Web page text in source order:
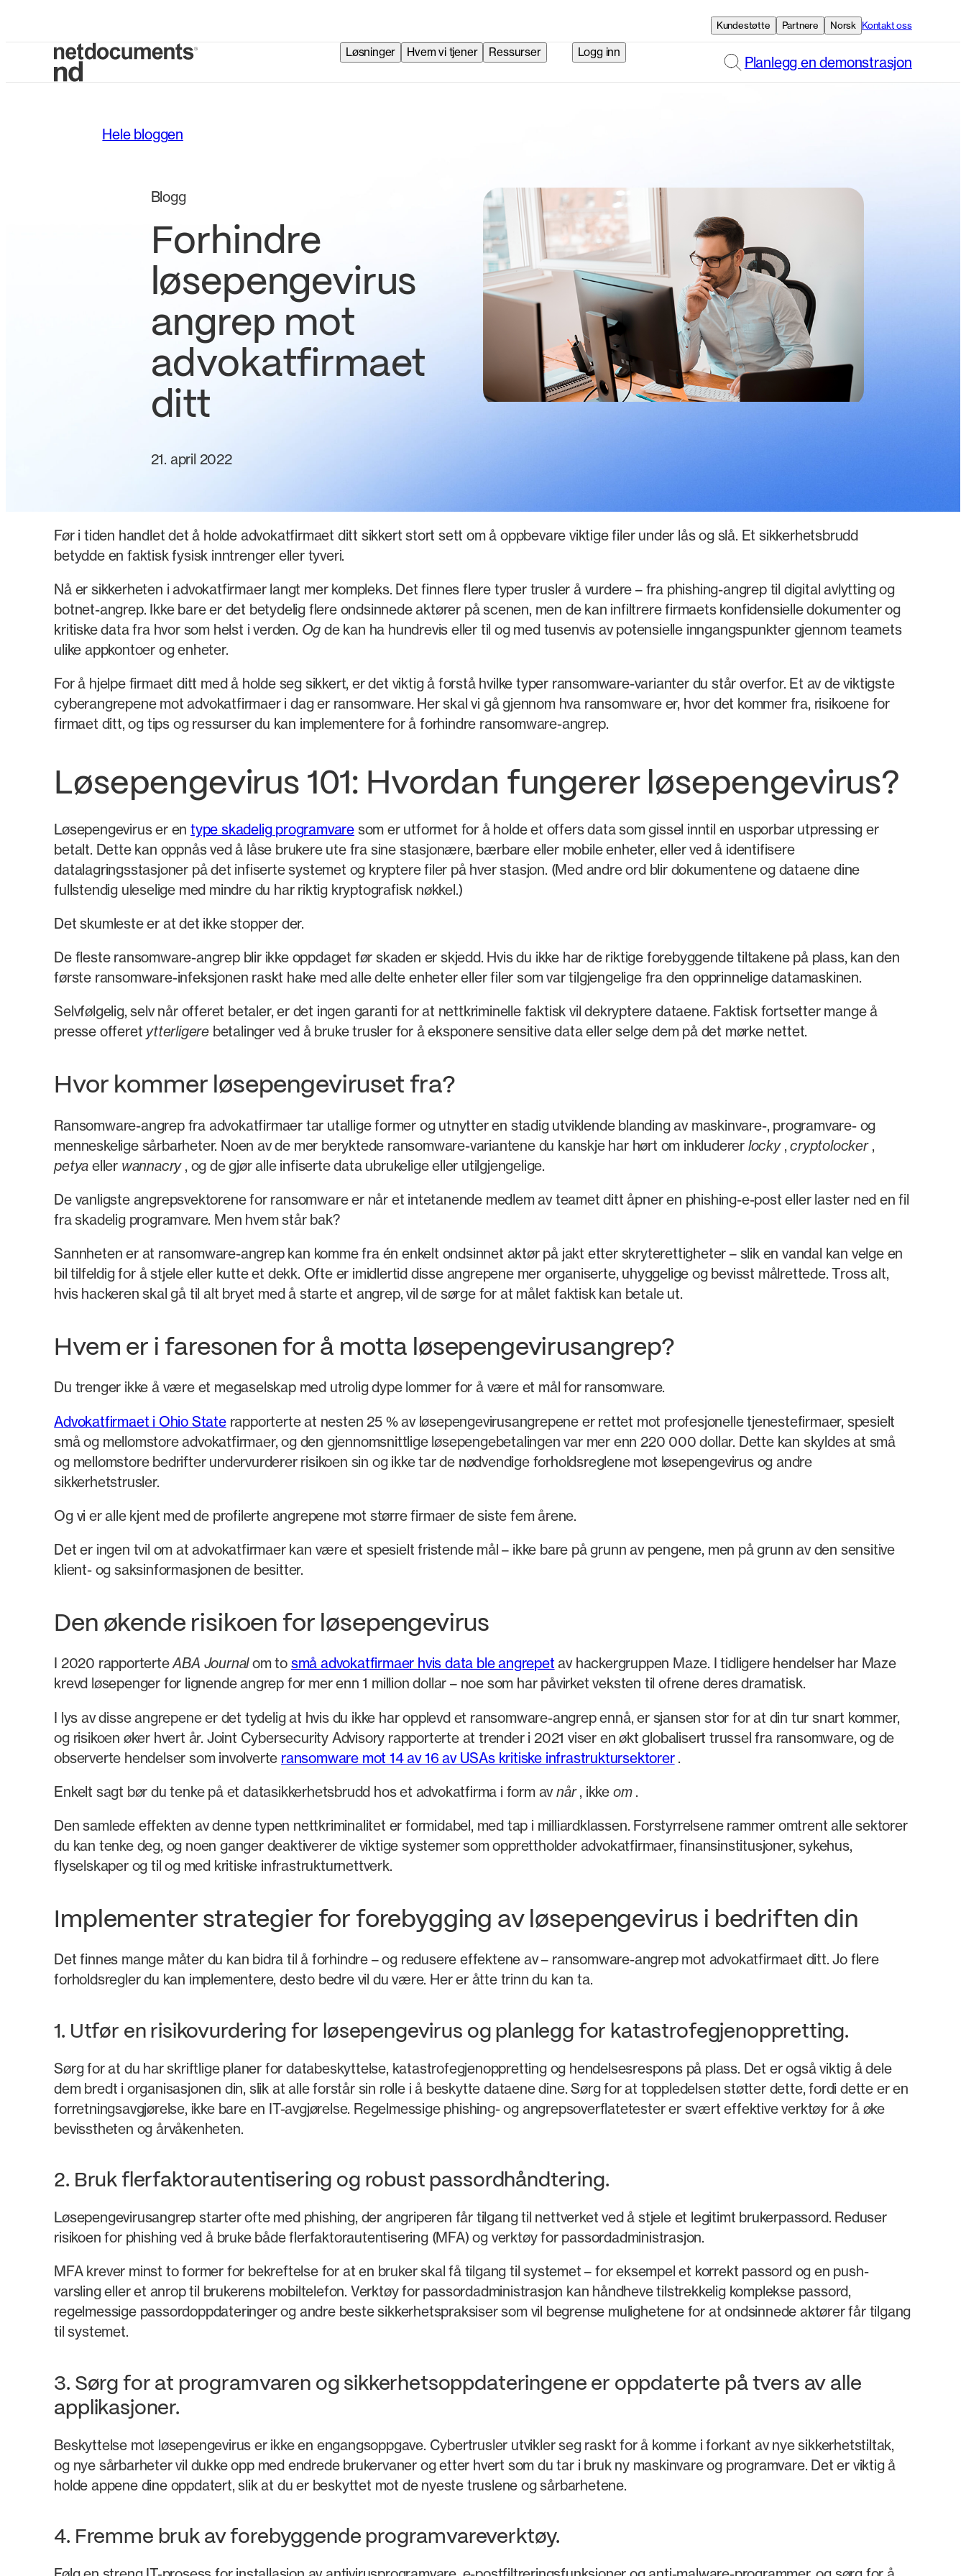
Kundestøtte Partnere Norsk Kontakt oss
Løsninger Hvem vi tjener Ressurser Logg inn
Planlegg en demonstrasjon
Hele bloggen
Blogg
Forhindre
løsepengevirus
angrep mot
advokatfirmaet
ditt
21. april 2022
Før i tiden handlet det å holde advokatfirmaet ditt sikkert stort sett om å oppbevare viktige filer under lås og slå. Et sikkerhetsbrudd
betydde en faktisk fysisk inntrenger eller tyveri.
Nå er sikkerheten i advokatfirmaer langt mer kompleks. Det finnes flere typer trusler å vurdere – fra phishing-angrep til digital avlytting og
botnet-angrep. Ikke bare er det betydelig flere ondsinnede aktører på scenen, men de kan infiltrere firmaets konfidensielle dokumenter og
kritiske data fra hvor som helst i verden. Og de kan ha hundrevis eller til og med tusenvis av potensielle inngangspunkter gjennom teamets
ulike appkontoer og enheter.
For å hjelpe firmaet ditt med å holde seg sikkert, er det viktig å forstå hvilke typer ransomware-varianter du står overfor. Et av de viktigste
cyberangrepene mot advokatfirmaer i dag er ransomware. Her skal vi gå gjennom hva ransomware er, hvor det kommer fra, risikoene for
firmaet ditt, og tips og ressurser du kan implementere for å forhindre ransomware-angrep.
Løsepengevirus 101: Hvordan fungerer løsepengevirus?
Løsepengevirus er en type skadelig programvare som er utformet for å holde et offers data som gissel inntil en usporbar utpressing er
betalt. Dette kan oppnås ved å låse brukere ute fra sine stasjonære, bærbare eller mobile enheter, eller ved å identifisere
datalagringsstasjoner på det infiserte systemet og kryptere filer på hver stasjon. (Med andre ord blir dokumentene og dataene dine
fullstendig uleselige med mindre du har riktig kryptografisk nøkkel.)
Det skumleste er at det ikke stopper der.
De fleste ransomware-angrep blir ikke oppdaget før skaden er skjedd. Hvis du ikke har de riktige forebyggende tiltakene på plass, kan den
første ransomware-infeksjonen raskt hake med alle delte enheter eller filer som var tilgjengelige fra den opprinnelige datamaskinen.
Selvfølgelig, selv når offeret betaler, er det ingen garanti for at nettkriminelle faktisk vil dekryptere dataene. Faktisk fortsetter mange å
presse offeret ytterligere betalinger ved å bruke trusler for å eksponere sensitive data eller selge dem på det mørke nettet.
Hvor kommer løsepengeviruset fra?
Ransomware-angrep fra advokatfirmaer tar utallige former og utnytter en stadig utviklende blanding av maskinvare-, programvare- og
menneskelige sårbarheter. Noen av de mer beryktede ransomware-variantene du kanskje har hørt om inkluderer locky,cryptolocker,
petya eller wannacry, og de gjør alle infiserte data ubrukelige eller utilgjengelige.
De vanligste angrepsvektorene for ransomware er når et intetanende medlem av teamet ditt åpner en phishing-e-post eller laster ned en fil
fra skadelig programvare. Men hvem står bak?
Sannheten er at ransomware-angrep kan komme fra én enkelt ondsinnet aktør på jakt etter skryterettigheter – slik en vandal kan velge en
bil tilfeldig for å stjele eller kutte et dekk. Ofte er imidlertid disse angrepene mer organiserte, uhyggelige og bevisst målrettede. Tross alt,
hvis hackeren skal gå til alt bryet med å starte et angrep, vil de sørge for at målet faktisk kan betale ut.
Hvem er i faresonen for å motta løsepengevirusangrep?
Du trenger ikke å være et megaselskap med utrolig dype lommer for å være et mål for ransomware.
Advokatfirmaet i Ohio Staterapporterte at nesten 25 % av løsepengevirusangrepene er rettet mot profesjonelle tjenestefirmaer, spesielt
små og mellomstore advokatfirmaer, og den gjennomsnittlige løsepengebetalingen var mer enn 220 000 dollar. Dette kan skyldes at små
og mellomstore bedrifter undervurderer risikoen sin og ikke tar de nødvendige forholdsreglene mot løsepengevirus og andre
sikkerhetstrusler.
Og vi er alle kjent med de profilerte angrepene mot større firmaer de siste fem årene.
Det er ingen tvil om at advokatfirmaer kan være et spesielt fristende mål – ikke bare på grunn av pengene, men på grunn av den sensitive
klient- og saksinformasjonen de besitter.
Den økende risikoen for løsepengevirus
I 2020 rapporterteABA Journalom to små advokatfirmaer hvis data ble angrepet av hackergruppen Maze. I tidligere hendelser har Maze
krevd løsepenger for lignende angrep for mer enn 1 million dollar – noe som har påvirket veksten til ofrene deres dramatisk.
I lys av disse angrepene er det tydelig at hvis du ikke har opplevd et ransomware-angrep ennå, er sjansen stor for at din tur snart kommer,
og risikoen øker hvert år. Joint Cybersecurity Advisory rapporterte at trender i 2021 viser en økt globalisert trussel fra ransomware, og de
observerte hendelser som involverte ransomware mot 14 av 16 av USAs kritiske infrastruktursektorer.
Enkelt sagt bør du tenke på et datasikkerhetsbrudd hos et advokatfirma i form avnår, ikke om.
Den samlede effekten av denne typen nettkriminalitet er formidabel, med tap i milliardklassen. Forstyrrelsene rammer omtrent alle sektorer
du kan tenke deg, og noen ganger deaktiverer de viktige systemer som opprettholder advokatfirmaer, finansinstitusjoner, sykehus,
flyselskaper og til og med kritiske infrastrukturnettverk.
Implementer strategier for forebygging av løsepengevirus i bedriften din
Det finnes mange måter du kan bidra til å forhindre – og redusere effektene av – ransomware-angrep mot advokatfirmaet ditt. Jo flere
forholdsregler du kan implementere, desto bedre vil du være. Her er åtte trinn du kan ta.
1. Utfør en risikovurdering for løsepengevirus og planlegg for katastrofegjenoppretting.
Sørg for at du har skriftlige planer for databeskyttelse, katastrofegjenoppretting og hendelsesrespons på plass. Det er også viktig å dele
dem bredt i organisasjonen din, slik at alle forstår sin rolle i å beskytte dataene dine. Sørg for at toppledelsen støtter dette, fordi dette er en
forretningsavgjørelse, ikke bare en IT-avgjørelse. Regelmessige phishing- og angrepsoverflatetester er svært effektive verktøy for å øke
bevisstheten og årvåkenheten.
2. Bruk flerfaktorautentisering og robust passordhåndtering.
Løsepengevirusangrep starter ofte med phishing, der angriperen får tilgang til nettverket ved å stjele et legitimt brukerpassord. Reduser
risikoen for phishing ved å bruke både flerfaktorautentisering (MFA) og verktøy for passordadministrasjon.
MFA krever minst to former for bekreftelse for at en bruker skal få tilgang til systemet – for eksempel et korrekt passord og en push-
varsling eller et anrop til brukerens mobiltelefon. Verktøy for passordadministrasjon kan håndheve tilstrekkelig komplekse passord,
regelmessige passordoppdateringer og andre beste sikkerhetspraksiser som vil begrense mulighetene for at ondsinnede aktører får tilgang
til systemet.
3. Sørg for at programvaren og sikkerhetsoppdateringene er oppdaterte på tvers av alle
applikasjoner.
Beskyttelse mot løsepengevirus er ikke en engangsoppgave. Cybertrusler utvikler seg raskt for å komme i forkant av nye sikkerhetstiltak,
og nye sårbarheter vil dukke opp med endrede brukervaner og etter hvert som du tar i bruk ny maskinvare og programvare. Det er viktig å
holde appene dine oppdatert, slik at du er beskyttet mot de nyeste truslene og sårbarhetene.
4. Fremme bruk av forebyggende programvareverktøy.